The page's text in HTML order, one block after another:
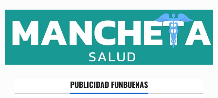
content
PUBLICIDAD FUNBUENAS